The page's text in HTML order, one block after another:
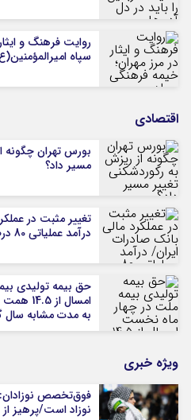
روایت فرهنگ و
سپاه
اقتصادی
بورس تهران چگونه
مسیر داد؟
تغییر مثبت در
درآمد عملیاتی 80 درصد رشد کرد
حق بیمه تولیدی
به مدت مشابه سال
ویژه خبری
فوق‌تخصص نوزادان:
نوزاد است/پرهیز